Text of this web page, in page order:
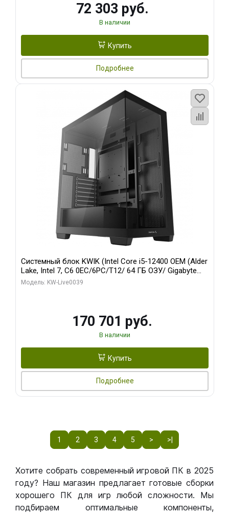
72 303 руб.
В наличии
Купить
Подробнее
Системный блок KWIK (Intel Core i5-12400 OEM (Alder
Lake, Intel 7, C6 0EC/6PC/T12/ 64 ГБ ОЗУ/ Gigabyte
RX6500XT EAGLE 4G GDDR6 64bit HDMI DP 31055/ 512
Модель: KW-Live0039
170 701 руб.
В наличии
Купить
Подробнее
1 2 3 4 5 > >|
Хотите собрать современный игровой ПК в 2025
году? Наш магазин предлагает готовые сборки
хорошего ПК для игр любой сложности. Мы
подбираем оптимальные компоненты,